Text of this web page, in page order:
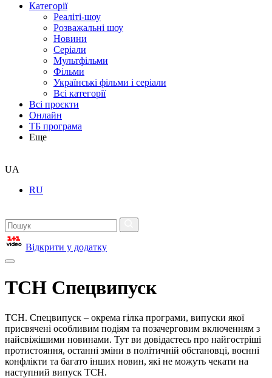
Категорії
Реаліті-шоу
Розважальні шоу
Новини
Серіали
Мультфільми
Фільми
Українські фільми і серіали
Всі категорії
Всі проєкти
Онлайн
ТБ програма
Еще
UA
RU
Відкрити у додатку
ТСН Спецвипуск
ТСН. Спецвипуск – окрема гілка програми, випуски якої
присвячені особливим подіям та позачерговим включенням з
найсвіжішими новинами. Тут ви довідаєтесь про найгостріші
протистояння, останні зміни в політичній обстановці, воєнні
конфлікти та багато інших новин, які не можуть чекати на
наступний випуск ТСН.